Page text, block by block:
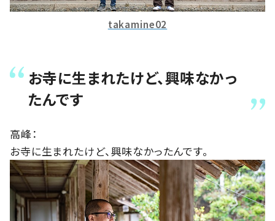
takamine02
お寺に生まれたけど、興味なかっ
たんです
高峰：
お寺に生まれたけど、興味なかったんです。